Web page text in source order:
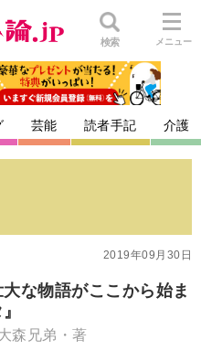
検索 メニュー
芸能 読者手記 介護
2019年09月30日
な物語がここから始ま
森兄弟・著